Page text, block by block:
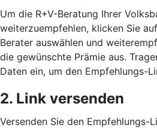
Um die R+V-Beratung Ihrer
weiterzuempfehlen, klicken Sie
Berater auswählen und
die gewünschte Prämie aus.
Daten ein, um den Empfehlungs-
2. Link versenden
Versenden Sie den Empfehlungs-